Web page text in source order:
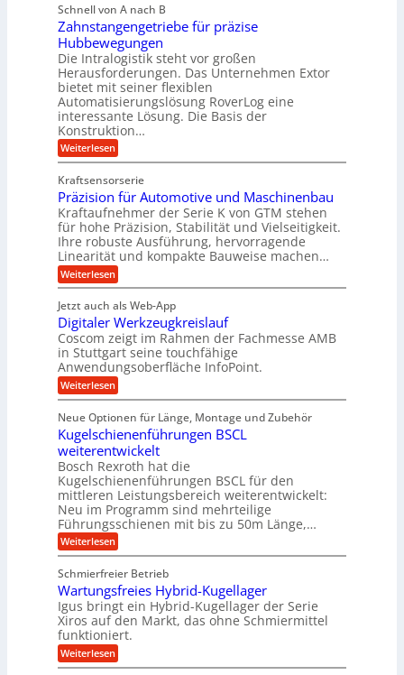
l
i
k
i
m
V
e
r
g
e
c
h
i
g
e
K
u
g
e
l
g
e
w
i
n
d
e
t
i
e
b
e
f
ü
r
r
a
u
e
U
m
g
e
b
u
n
g
e
n
g
e
r
t
U
m
s
a
t
u
n
d
A
u
f
t
r
a
g
s
e
i
g
a
n
g
e
h
r
A
r
b
e
i
t
s
l
o
s
e
,
w
e
n
i
g
e
r
S
t
e
l
l
e
n
Schnell von A nach B
Zahnstangengetriebe für präzise
Hubbewegungen
Die Intralogistik steht vor großen
Herausforderungen. Das Unternehmen Extor
bietet mit seiner flexiblen
Automatisierungslösung RoverLog eine
interessante Lösung. Die Basis der
Konstruktion…
Weiterlesen:
Z
h
n
s
t
a
n
g
e
n
e
t
r
i
e
b
e
f
r
p
r
ä
z
i
s
e
H
u
b
e
w
e
g
u
n
g
e
Kraftsensorserie
Präzision für Automotive und Maschinenbau
Kraftaufnehmer der Serie K von GTM stehen
für hohe Präzision, Stabilität und Vielseitigkeit.
Ihre robuste Ausführung, hervorragende
Linearität und kompakte Bauweise machen…
Weiterlesen:
P
ä
z
i
s
i
o
n
f
r
A
u
t
o
m
o
t
i
v
e
n
d
M
a
s
c
h
i
Jetzt auch als Web-App
Digitaler Werkzeugkreislauf
Coscom zeigt im Rahmen der Fachmesse AMB
in Stuttgart seine touchfähige
Anwendungsoberfläche InfoPoint.
Weiterlesen:
D
g
i
t
a
l
e
r
W
e
r
k
z
e
u
g
k
r
e
i
s
Neue Optionen für Länge, Montage und Zubehör
Kugelschienenführungen BSCL
weiterentwickelt
Bosch Rexroth hat die
Kugelschienenführungen BSCL für den
mittleren Leistungsbereich weiterentwickelt:
Neu im Programm sind mehrteilige
Führungsschienen mit bis zu 50m Länge,…
Weiterlesen:
K
g
e
l
s
c
h
i
e
Schmierfreier Betrieb
Wartungsfreies Hybrid-Kugellager
Igus bringt ein Hybrid-Kugellager der Serie
Xiros auf den Markt, das ohne Schmiermittel
funktioniert.
Weiterlesen:
W